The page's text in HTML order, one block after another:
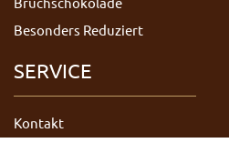
Besonders Reduziert
SERVICE
Kontakt